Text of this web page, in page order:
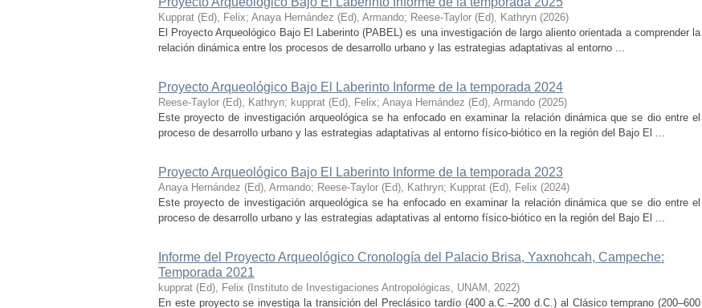
Kupprat (Ed), Felix; Anaya Hernández (Ed), Armando; Reese-Taylor (Ed), Kathryn (2026)
El Proyecto Arqueológico Bajo El Laberinto (PABEL) es una investigación de largo aliento orientada a comprender la
relación dinámica entre los procesos de desarrollo urbano y las estrategias adaptativas al entorno ...
Proyecto Arqueológico Bajo El Laberinto Informe de la temporada 2024
Reese-Taylor (Ed), Kathryn; kupprat (Ed), Felix; Anaya Hernández (Ed), Armando (2025)
Este proyecto de investigación arqueológica se ha enfocado en examinar la relación dinámica que se dio entre el
proceso de desarrollo urbano y las estrategias adaptativas al entorno físico-biótico en la región del Bajo El ...
Proyecto Arqueológico Bajo El Laberinto Informe de la temporada 2023
Anaya Hernández (Ed), Armando; Reese-Taylor (Ed), Kathryn; Kupprat (Ed), Felix (2024)
Este proyecto de investigación arqueológica se ha enfocado en examinar la relación dinámica que se dio entre el
proceso de desarrollo urbano y las estrategias adaptativas al entorno físico-biótico en la región del Bajo El ...
Informe del Proyecto Arqueológico Cronología del Palacio Brisa, Yaxnohcah, Campeche:
Temporada 2021
kupprat (Ed), Felix ( Instituto de Investigaciones Antropológicas, UNAM , 2022)
En este proyecto se investiga la transición del Preclásico tardío (400 a.C.–200 d.C.) al Clásico temprano (200–600